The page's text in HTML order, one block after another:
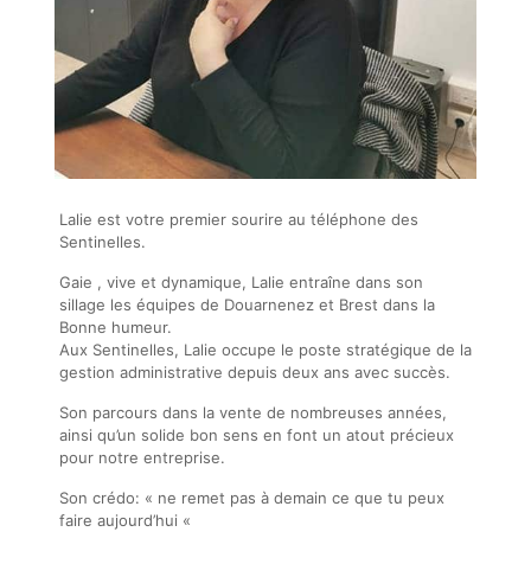
Lalie est votre premier sourire au téléphone des
Sentinelles.
Gaie , vive et dynamique, Lalie entraîne dans son
sillage les équipes de Douarnenez et Brest dans la
Bonne humeur.
Aux Sentinelles, Lalie occupe le poste stratégique de la
gestion administrative depuis deux ans avec succès.
Son parcours dans la vente de nombreuses années,
ainsi qu’un solide bon sens en font un atout précieux
pour notre entreprise.
Son crédo: « ne remet pas à demain ce que tu peux
faire aujourd’hui «